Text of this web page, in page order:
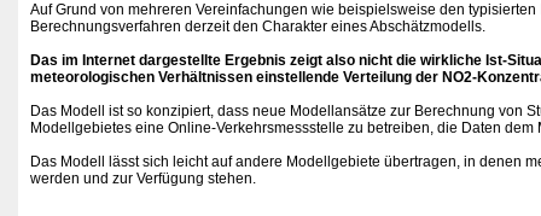
Auf Grund von mehreren Vereinfachungen wie beispielsweise den
Berechnungsverfahren derzeit den Charakter eines Abschätzmodells.
Das im Internet dargestellte Ergebnis zeigt also nicht die wirkliche Ist-
meteorologischen Verhältnissen einstellende Verteilung der NO2-
Das Modell ist so konzipiert, dass neue Modellansätze zur Berechnung von
Modellgebietes eine Online-Verkehrsmessstelle zu betreiben, die Daten
Das Modell lässt sich leicht auf andere Modellgebiete übertragen, in denen
werden und zur Verfügung stehen.